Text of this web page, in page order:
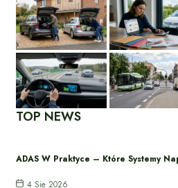
TOP NEWS
ADAS W Praktyce – Które Systemy
4 Sie 2026